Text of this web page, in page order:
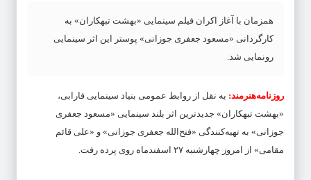
همزمان با آغاز اکران فیلم سینمایی «بهشت تبهکاران» به
کارگردانی «مسعود جعفری جوزانی» پوستر این اثر سینمایی
رونمایی شد.
روزنامه‌هنرمند: به نقل از روابط عمومی بنیاد سینمایی فارابی،
«بهشت تبهکاران» جدیدترین اثر بلند سینمایی «مسعود جعفری
جوزانی» به تهیه‌کنندگی «فتح‌الله جعفری جوزانی» و «علی قائم
‌مقامی» از امروز چهارشنبه ۲۷ اسفندماه روی پرده رفت.